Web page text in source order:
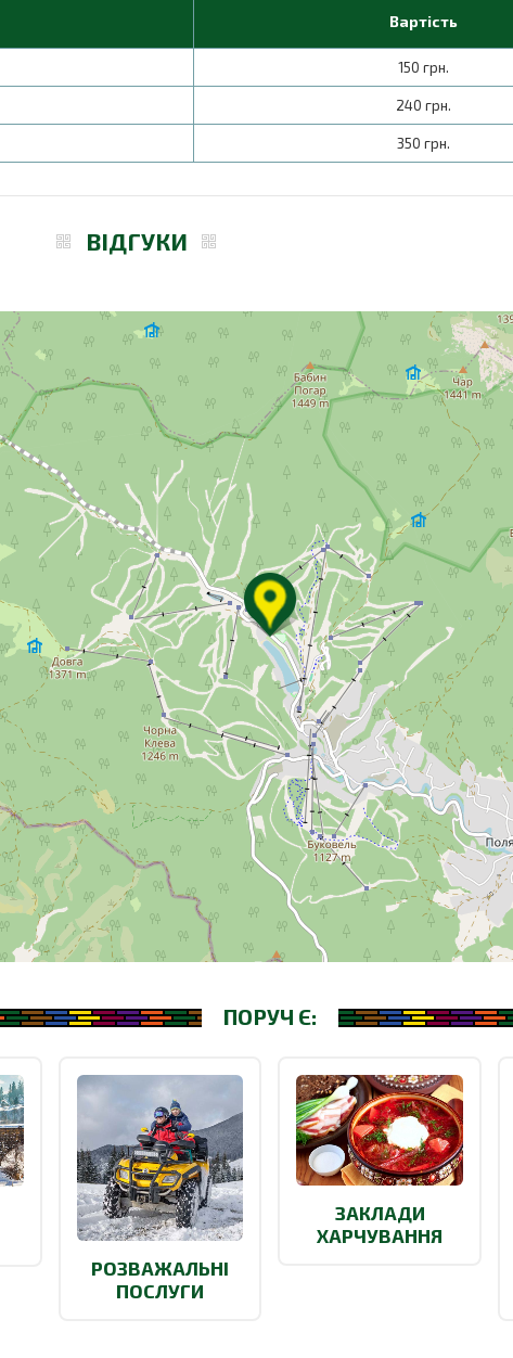
Вартість
150 грн.
240 грн.
350 грн.
ВІДГУКИ
ПОРУЧ Є:
РОЗВАЖАЛЬНІ
ПОСЛУГИ
ЗАКЛАДИ
ХАРЧУВАННЯ